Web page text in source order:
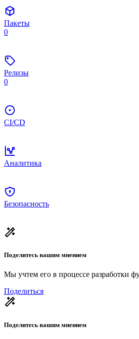
Пакеты
0
Релизы
0
CI/CD
Аналитика
Безопасность
Поделитесь вашим мнением
Мы учтем его в процессе разработки
Поделиться
Поделитесь вашим мнением